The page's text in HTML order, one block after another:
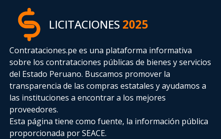
LICITACIONES2025
Contrataciones.pe es una plataforma informativa
sobre los contrataciones públicas de bienes y servicios
del Estado Peruano. Buscamos promover la
transparencia de las compras estatalesy ayudamos a
las instituciones a encontrar a los mejores
proveedores.
Esta página tiene como fuente, la información pública
proporcionada por SEACE.